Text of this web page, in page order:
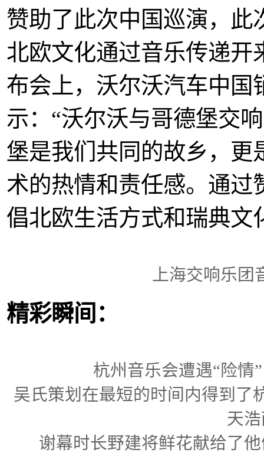
赞助了此次中国巡演，此
北欧文化通过音乐传递开
布会上，沃尔沃汽车中国
示：“沃尔沃与哥德堡交
堡是我们共同的故乡，更
术的热情和责任感。通过
倡北欧生活方式和瑞典文
上海交响乐团
精彩瞬间：
杭州音乐会遭遇“险情
吴氏策划在最短的时间内得到了
天
谢幕时长野建将鲜花献给了